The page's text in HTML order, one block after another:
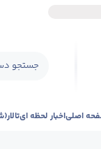
جستجو
اصلیاخبار لحظه ای